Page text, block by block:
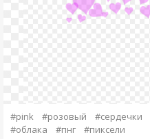
#pink #розовый #сердечки
#облака
#пнг #пиксели